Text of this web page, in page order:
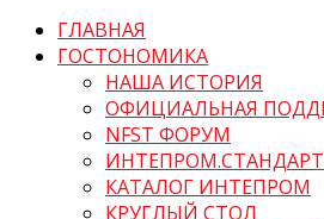
ГЛАВНАЯ
ГОСТОНОМИКА
НАША ИСТОРИЯ
ОФИЦИАЛЬНАЯ
NFST ФОРУМ
ИНТЕПРОМ.СТАНДАРТ
КАТАЛОГ ИНТЕПРОМ
КРУГЛЫЙ СТОЛ